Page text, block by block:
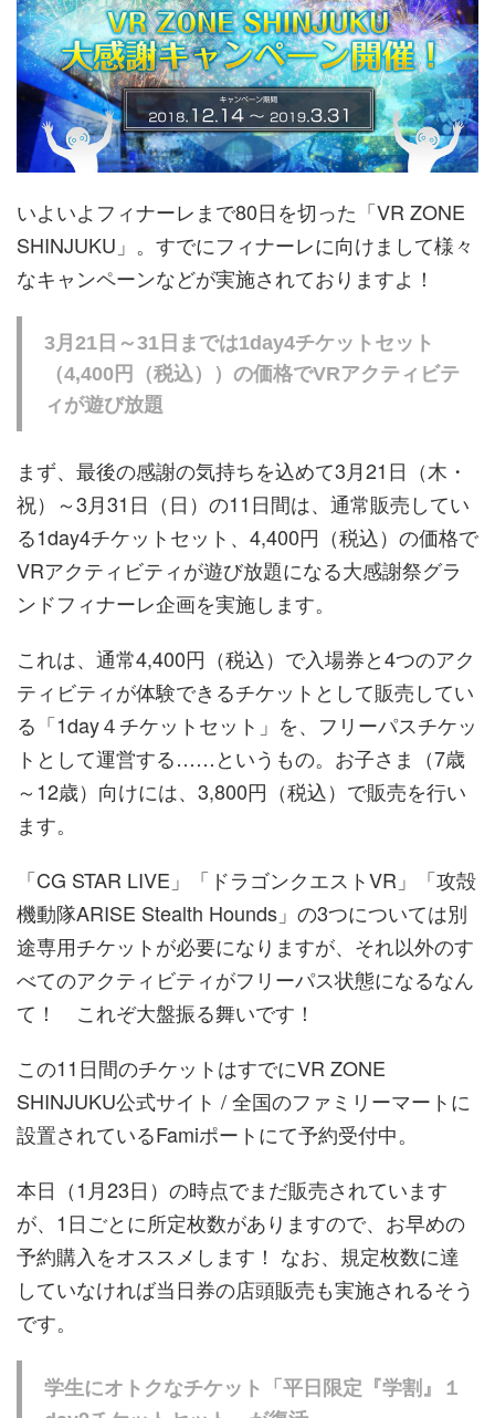
いよいよフィナーレまで80日を切った「VR ZONE
SHINJUKU」。すでにフィナーレに向けまして様々
なキャンペーンなどが実施されておりますよ！
3月21日～31日までは1day4チケットセット
（4,400円（税込））の価格でVRアクティビテ
ィが遊び放題
まず、最後の感謝の気持ちを込めて3月21日（木・
祝）～3月31日（日）の11日間は、通常販売してい
る1day4チケットセット、4,400円（税込）の価格で
VRアクティビティが遊び放題になる大感謝祭グラ
ンドフィナーレ企画を実施します。
これは、通常4,400円（税込）で入場券と4つのアク
ティビティが体験できるチケットとして販売してい
る「1day４チケットセット」を、フリーパスチケッ
トとして運営する……というもの。お子さま（7歳
～12歳）向けには、3,800円（税込）で販売を行い
ます。
「CG STAR LIVE」「ドラゴンクエストVR」「攻殻
機動隊ARISE Stealth Hounds」の3つについては別
途専用チケットが必要になりますが、それ以外のす
べてのアクティビティがフリーパス状態になるなん
て！ これぞ大盤振る舞いです！
この11日間のチケットはすでにVR ZONE
SHINJUKU公式サイト / 全国のファミリーマートに
設置されているFamiポートにて予約受付中。
本日（1月23日）の時点でまだ販売されています
が、1日ごとに所定枚数がありますので、お早めの
予約購入をオススメします！ なお、規定枚数に達
していなければ当日券の店頭販売も実施されるそう
です。
学生にオトクなチケット「平日限定『学割』１